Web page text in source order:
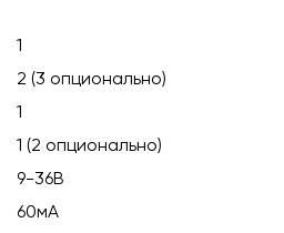
1
2 (3 опционально)
1
1 (2 опционально)
9-36В
60мА